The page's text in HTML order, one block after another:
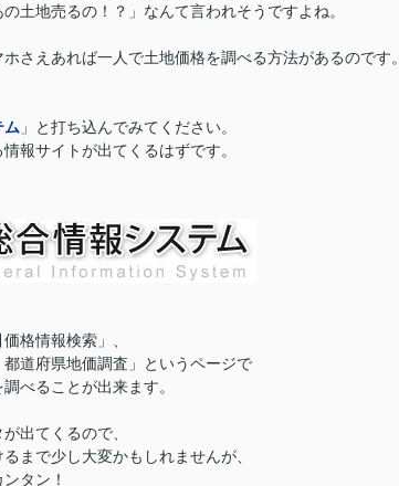
土地売るの！？」なんて言われそうですよね。
さえあれば一人で土地価格を調べる方法があるのです。
ム 」と打ち込んでみてください。
報サイトが出てくるはずです。
格情報検索」、
道府県地価調査」というページで
べることが出来ます。
出てくるので、
まで少し大変かもしれませんが、
タン！